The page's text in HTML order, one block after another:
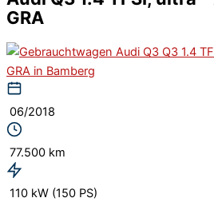
GRA
06/2018
77.500 km
110 kW (150 PS)